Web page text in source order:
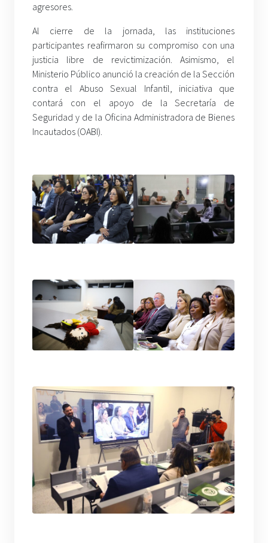
agresores.
Al cierre de la jornada, las instituciones
participantes reafirmaron su compromiso con una
justicia libre de revictimización. Asimismo, el
Ministerio Público anunció la creación de la Sección
contra el Abuso Sexual Infantil, iniciativa que
contará con el apoyo de la Secretaría de
Seguridad y de la Oficina Administradora de Bienes
Incautados (OABI).